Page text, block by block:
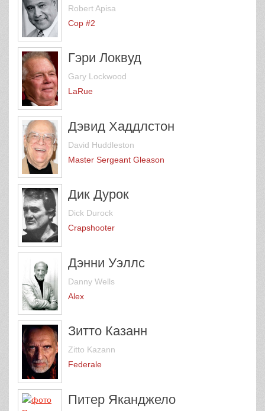
Robert Apisa
Cop #2
Гэри Локвуд
Gary Lockwood
LaRue
Дэвид Хаддлстон
David Huddleston
Master Sergeant Gleason
Дик Дурок
Dick Durock
Crapshooter
Дэнни Уэллс
Danny Wells
Alex
Зитто Казанн
Zitto Kazann
Federale
Питер Яканджело